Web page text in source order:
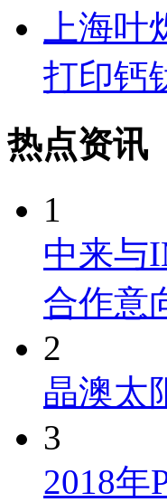
上海
打印钙
热点资讯
1
中来与
合作意
2
晶澳太
3
2018年